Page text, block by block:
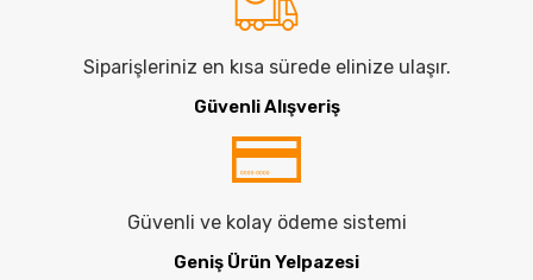
Siparişleriniz en kısa sürede elinize ulaşır.
Güvenli Alışveriş
Güvenli ve kolay ödeme sistemi
Geniş Ürün Yelpazesi